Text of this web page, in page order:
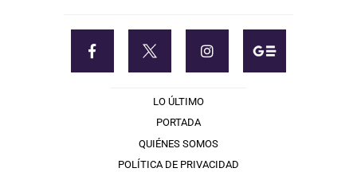
LO ÚLTIMO
PORTADA
QUIÉNES SOMOS
POLÍTICA DE PRIVACIDAD